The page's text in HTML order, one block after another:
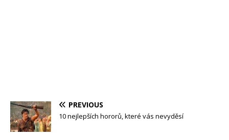
PREVIOUS
10 nejlepších hororů, které vás nevyděsí